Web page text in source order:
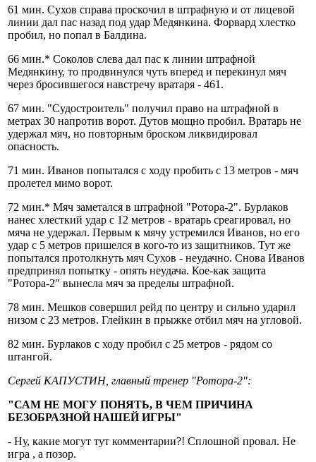
61 мин. Сухов справа проскочил в штрафную и от лицевой
линии дал пас назад под удар Медянкина. Форвард хлестко
пробил, но попал в Балдина.
66 мин.* Соколов слева дал пас к линии штрафной
Медянкину, то продвинулся чуть вперед и перекинул мяч
через бросившегося навстречу вратаря - 461.
67 мин. "Судостроитель" получил право на штрафной в
метрах 30 напротив ворот. Дутов мощно пробил. Вратарь не
удержал мяч, но повторным броском ликвидировал
опасность.
71 мин. Иванов попытался с ходу пробить с 13 метров - мяч
пролетел мимо ворот.
72 мин.* Мяч заметался в штрафной "Ротора-2". Бурлаков
нанес хлесткий удар с 12 метров - вратарь среагировал, но
мяча не удержал. Первым к мячу устремился Иванов, но его
удар с 5 метров пришелся в кого-то из защитников. Тут же
попытался протолкнуть мяч Сухов - неудачно. Снова Иванов
предпринял попытку - опять неудача. Кое-как защита
"Ротора-2" вынесла мяч за пределы штрафной.
78 мин. Мешков совершил рейд по центру и сильно ударил
низом с 23 метров. Глейкин в прыжке отбил мяч на угловой.
82 мин. Бурлаков с ходу пробил с 25 метров - рядом со
штангой.
Сергей КАПУСТИН, главный тренер "Ротора-2":
"САМ НЕ МОГУ ПОНЯТЬ, В ЧЕМ ПРИЧИНА
БЕЗОБРАЗНОЙ НАШЕЙ ИГРЫ"
- Ну, какие могут тут комментарии?! Сплошной провал. Не
игра , а позор.